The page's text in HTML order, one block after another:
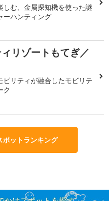
しむ、金属探知機を使った謎
ーハンティング
リゾートもてぎ／
ビリティが融合したモビリテ
ク
ポットランキング